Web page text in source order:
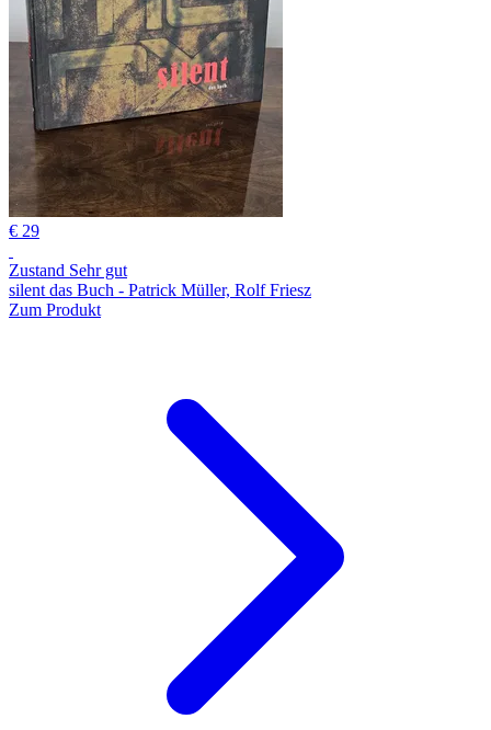
€ 29
Zustand Sehr gut
silent das Buch - Patrick Müller, Rolf Friesz
Zum Produkt